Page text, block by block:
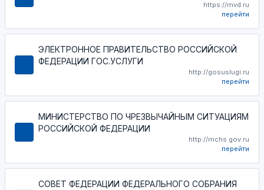
https://mvd.ru
перейти
ЭЛЕКТРОННОЕ ПРАВИТЕЛЬСТВО РОССИЙСКОЙ
ФЕДЕРАЦИИ ГОС.УСЛУГИ
http://gosuslugi.ru
перейти
МИНИСТЕРСТВО ПО ЧРЕЗВЫЧАЙНЫМ СИТУАЦИЯМ
РОССИЙСКОЙ ФЕДЕРАЦИИ
http://mchs.gov.ru
перейти
СОВЕТ ФЕДЕРАЦИИ ФЕДЕРАЛЬНОГО СОБРАНИЯ